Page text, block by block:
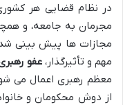
در نظام قضایی هر
مجرمان به جامعه، و
مجازات ها پیش بینی
مهم و تأثیرگذار،عفو
معظم رهبری اعمال می
از دوش محکومان و